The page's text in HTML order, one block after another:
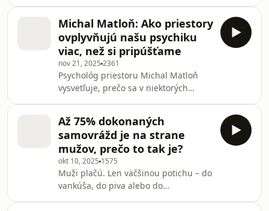
mechanizmus.Mechanizmus, v ktorom
sa spojili peniaze, šarm, kontakty a
ticho. V tomto rozhovore s
psychológom Martinom Takáčom
rozoberáme, ako funguje myseľ
predátora, prečo sa obete často
nedokážu odtrhnúť a čo robí
dlhodobá moc s empatiou a morálkou
človeka.Prečo sa dievčatá vracali
Michal Matloň: Ako priestory
ovplyvňujú našu psychiku
viac, než si pripúšťame
nov 21, 2025 2361
Psychológ priestoru Michal Matloň
vysvetľuje, prečo sa v niektorých
miest formuje bez toho, aby sme si to
uvedomovali, a čo robí väčšina ľudí aj
firiem pri zariaďovaní priestorov
úplne zle. Rozoberieme open-space
mýty, zdravý domov, well-being
zamestnancov a aj to, prečo interiér
nemá byť „iba estetika“.
Až 75% dokonaných
samovrážd je na strane
mužov, prečo to tak je?
okt 10, 2025 1575
Muži plačú. Len väčšinou potichu – do
vankúša, do piva alebo do